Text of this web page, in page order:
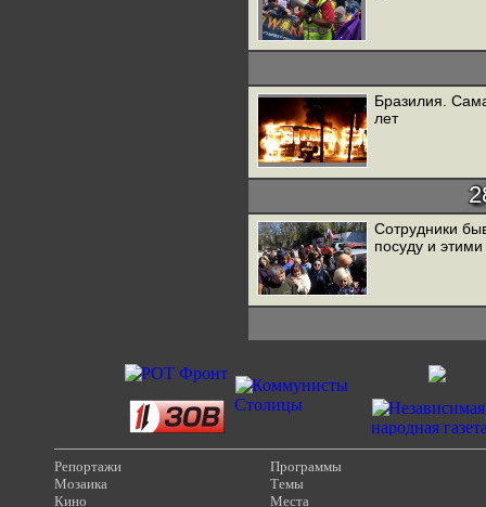
Бразилия.
лет
Сотрудники
посуду и
Репортажи
Мозаика
Кино
Программы
Темы
Места